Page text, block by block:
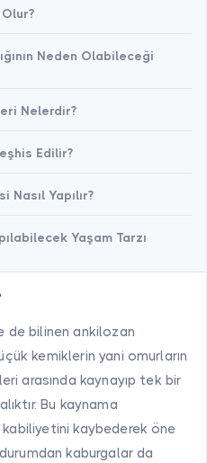
Neden Olabileceği
Nelerdir?
Edilir?
Yapılır?
Yaşam Tarzı
de bilinen ankilozan
kemiklerin yani omurların
arasında kaynayıp tek bir
Bu kaynama
kaybederek öne
kaburgalar da